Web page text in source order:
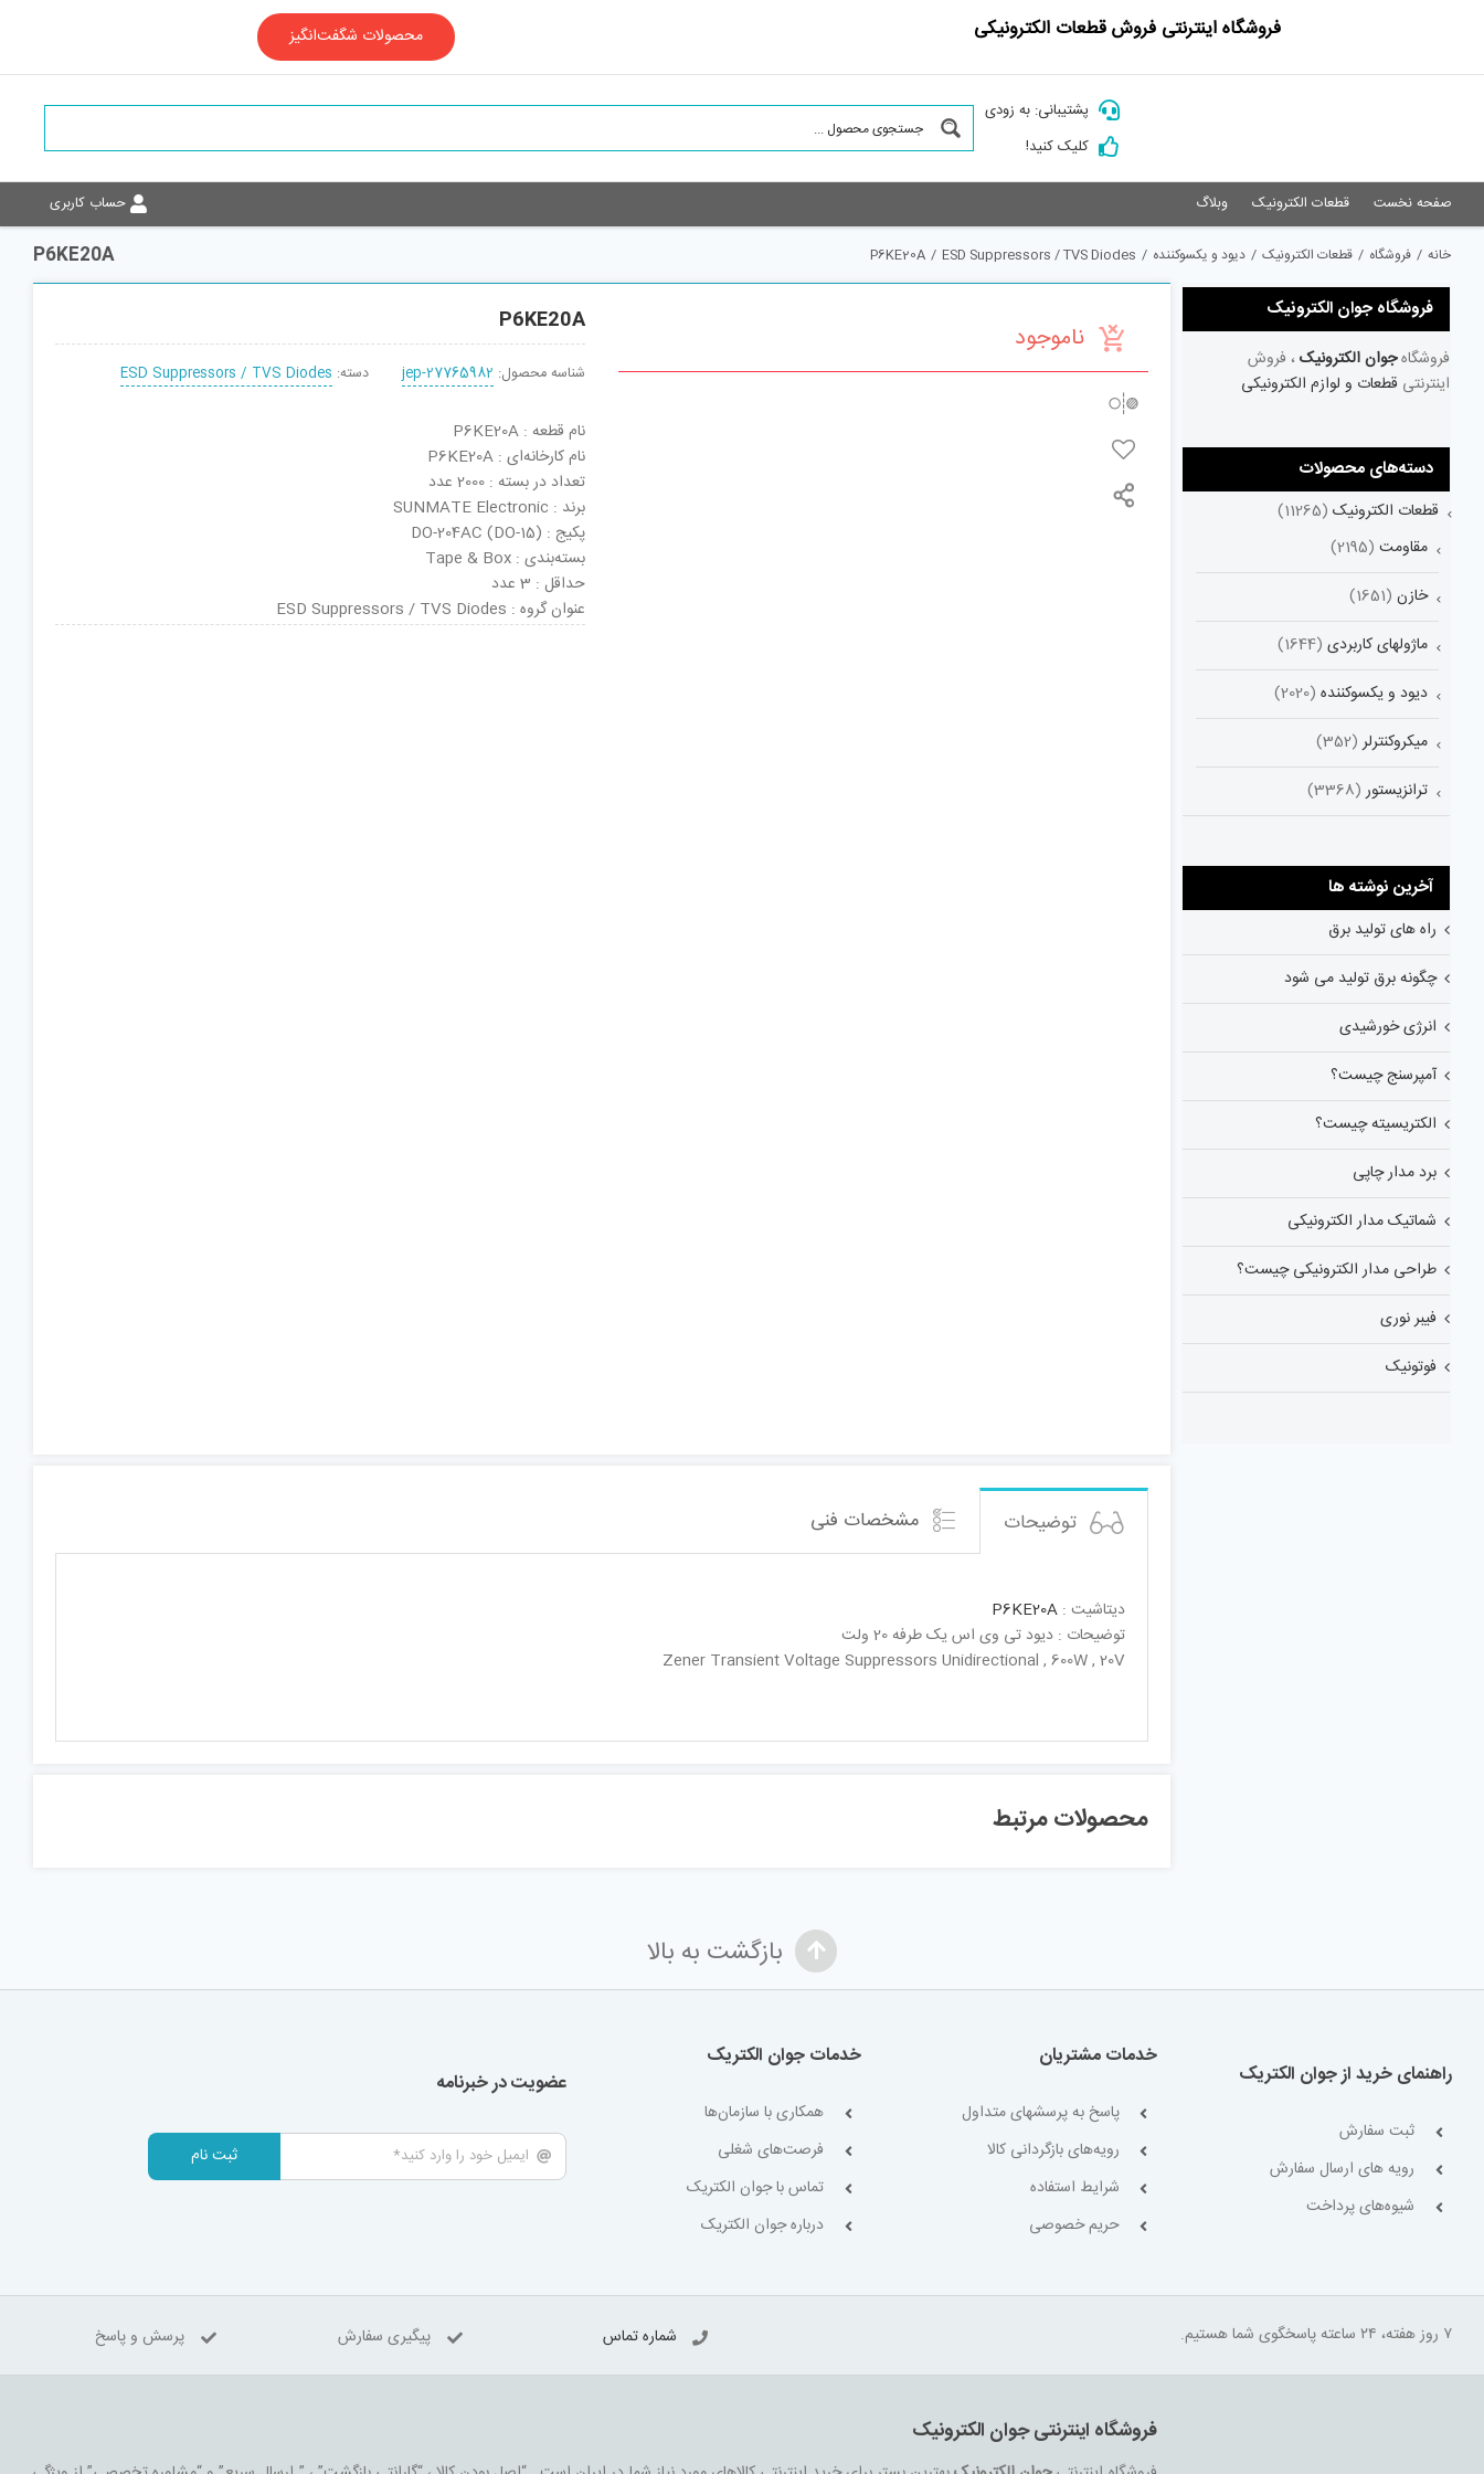
فروشگاه اینترنتی فروش قطعات الکترونیکی محصولات شگفت‌انگیز
پشتیبانی: به زودی
کلیک کنید!
صفحه نخست قطعات الکترونیک وبلاگ حساب کاربری
P6KE20A خانه / فروشگاه / قطعات الکترونیک / دیود و یکسوکننده /
ESD Suppressors / TVS Diodes
/
P6KE20A
ناموجود P6KE20A
شناسه محصول: jep-27765982 دسته: ESD Suppressors / TVS Diodes
نام قطعه : P6KE20A
نام کارخانه‌ای : P6KE20A
تعداد در بسته : 2000 عدد
برند : SUNMATE Electronic
پکیج : DO-204AC (DO-15)
بسته‌بندی : Tape & Box
حداقل : 3 عدد
عنوان گروه : ESD Suppressors / TVS Diodes
توضیحات مشخصات فنی
دیتاشیت : P6KE20A
توضیحات : دیود تی وی اس یک طرفه 20 ولت
Zener Transient Voltage Suppressors Unidirectional , 600W , 20V
محصولات مرتبط
فروشگاه جوان الکترونیک
فروشگاهجوان الکترونیک ، فروش
اینترنتی قطعات و لوازم الکترونیکی
دسته‌های محصولات
قطعات الکترونیک (11265)
مقاومت (2195)
خازن (1651)
ماژولهای کاربردی (1644)
دیود و یکسوکننده (2020)
میکروکنترلر (352)
ترانزیستور (3368)
آخرین نوشته ها
راه های تولید برق
چگونه برق تولید می شود
انرژی خورشیدی
آمپرسنج چیست؟
الکتریسیته چیست؟
برد مدار چاپی
شماتیک مدار الکترونیکی
طراحی مدار الکترونیکی چیست؟
فیبر نوری
فوتونیک
بازگشت به بالا
راهنمای خرید از جوان الکتریک
ثبت سفارش
رویه های ارسال سفارش
شیوه‌های پرداخت
خدمات مشتریان
پاسخ به پرسشهای متداول
رویه‌های بازگردانی کالا
شرایط استفاده
حریم خصوصی
خدمات جوان الکتریک
همکاری با سازمان‌ها
فرصت‌های شغلی
تماس با جوان الکتریک
درباره جوان الکتریک
عضویت در خبرنامه
ثبت نام
۷ روز هفته، ۲۴ ساعته پاسخگوی شما هستیم. شماره تماس پیگیری سفارش پرسش و پاسخ
فروشگاه اینترنتی جوان الکترونیک